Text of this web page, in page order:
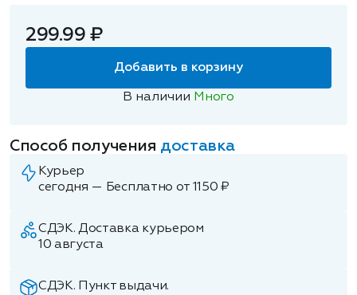
299.99 ₽
Добавить в корзину
В наличии Много
Способ получения доставка
Курьер
сегодня — Бесплатно от 1150 ₽
СДЭК. Доставка курьером
10 августа
СДЭК. Пункт выдачи.